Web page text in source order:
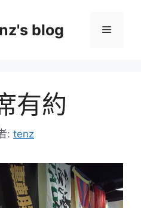
blog 選
有約
: tenz